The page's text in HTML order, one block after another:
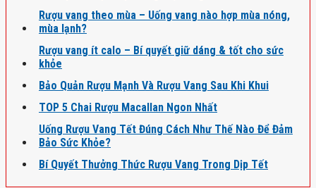
Rượu vang theo mùa – Uống vang nào hợp mùa nóng,
mùa lạnh?
Rượu vang ít calo – Bí quyết giữ dáng & tốt cho sức
khỏe
Bảo Quản Rượu Mạnh Và Rượu Vang Sau Khi Khui
TOP 5 Chai Rượu Macallan Ngon Nhất
Uống Rượu Vang Tết Đúng Cách Như Thế Nào Để Đảm
Bảo Sức Khỏe?
Bí Quyết Thưởng Thức Rượu Vang Trong Dịp Tết